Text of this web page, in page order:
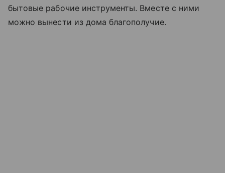
бытовые рабочие инструменты. Вместе с ними
можно вынести из дома благополучие.